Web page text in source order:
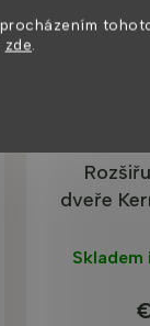
zde.
dveře
Skladem